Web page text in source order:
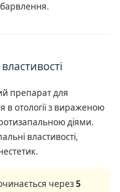
препарат для
в отології з вираженою
діями.
властивості,
через5